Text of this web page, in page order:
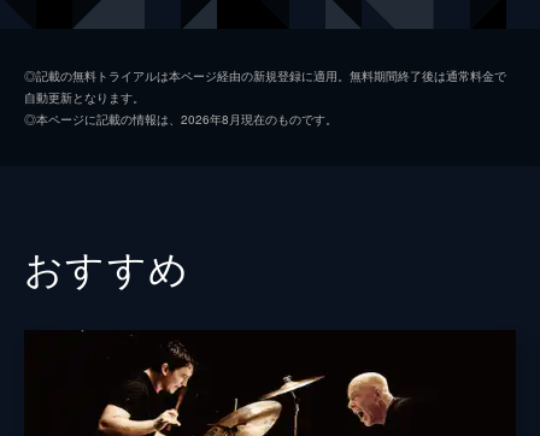
ミア エマ・ストーン
キャリー・ヘルナンデス
ミーガン・フェイ
◎記載の無料トライアルは本ページ経由の新規登録に適用。無料期間終了後は通常料金で
自動更新となります。
◎本ページに記載の情報は、2026年8月現在のものです。
おすすめ